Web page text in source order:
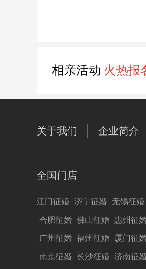
相亲活动 火热报
关于我们 企业简介
全国门店
江门征婚 济宁征婚 无锡征婚
合肥征婚 佛山征婚 惠州征
广州征婚 福州征婚 厦门征
南京征婚 长沙征婚 济南征